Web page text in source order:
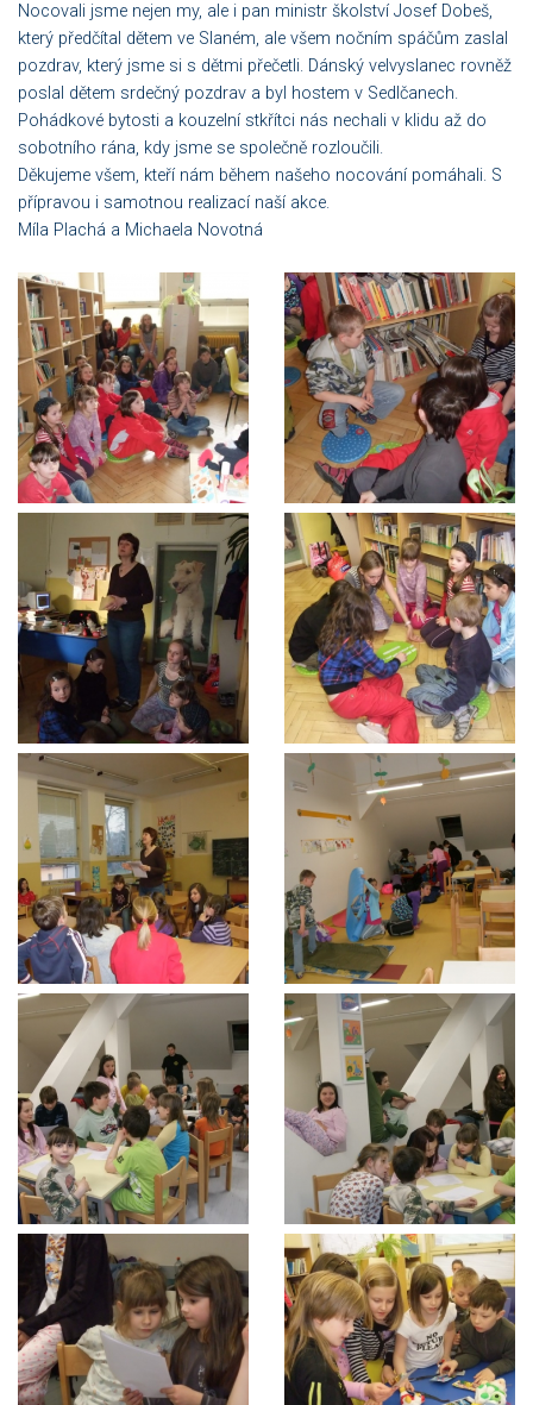
Nocovali jsme nejen my, ale i pan ministr školství Josef Dobeš,
který předčítal dětem ve Slaném, ale všem nočním spáčům zaslal
pozdrav, který jsme si s dětmi přečetli. Dánský velvyslanec rovněž
poslal dětem srdečný pozdrav a byl hostem v Sedlčanech.
Pohádkové bytosti a kouzelní stkřítci nás nechali v klidu až do
sobotního rána, kdy jsme se společně rozloučili.
Děkujeme všem, kteří nám během našeho nocování pomáhali. S
přípravou i samotnou realizací naší akce.
Míla Plachá a Michaela Novotná